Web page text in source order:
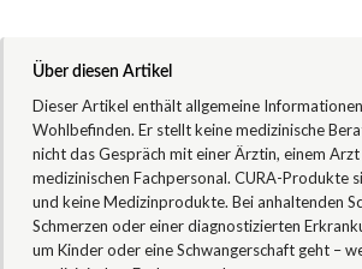
Über diesen Artikel
Dieser Artikel enthält allgemeine Informationen
Wohlbefinden. Er stellt keine medizinische
nicht das Gespräch mit einer Ärztin, einem
medizinischen Fachpersonal. CURA-Produkte
und keine Medizinprodukte. Bei anhaltenden
Schmerzen oder einer diagnostizierten
um Kinder oder eine Schwangerschaft geht –